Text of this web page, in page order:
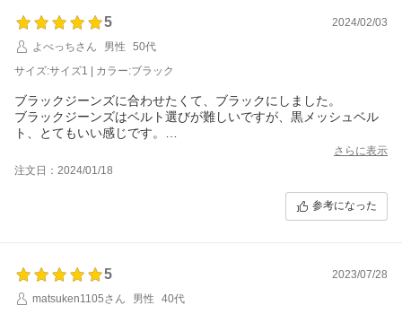
5
2024/02/03
よべっちさん
男性
50代
サイズ:サイズ1 | カラー:ブラック
ブラックジーンズに合わせたくて、ブラックにしました。
ブラックジーンズはベルト選びが難しいですが、黒メッシュベル
ト、とてもいい感じです。
ウエスト29インチで、サイズ1で丁度いいか、もう少し短くてもい
いくらいです。
さらに表示
注文日：2024/01/18
参考になった
5
2023/07/28
matsuken1105さん
男性 40代